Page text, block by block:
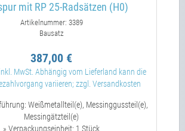
mit RP 25-Radsätzen (H0)
Artikelnummer: 3389
Bausatz
387,00 €
MwSt. Abhängig vom Lieferland kann die
variieren; zzgl. Versandkosten
Weißmetallteil(e), Messinggussteil(e),
Messingätzteil(e)
» Verpackungseinheit: 1 Stück